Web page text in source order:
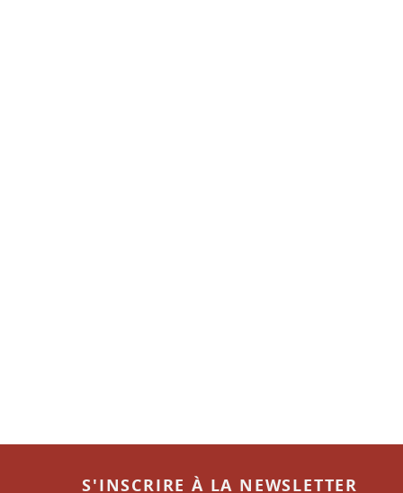
S'INSCRIRE À LA NEWSLETTER